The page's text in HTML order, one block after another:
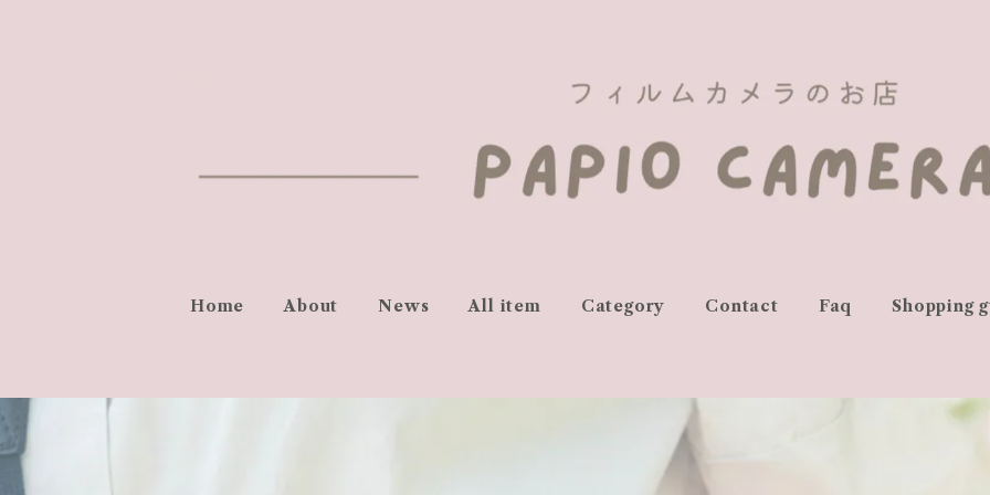
Home About News All item Category Contact Faq Shopping